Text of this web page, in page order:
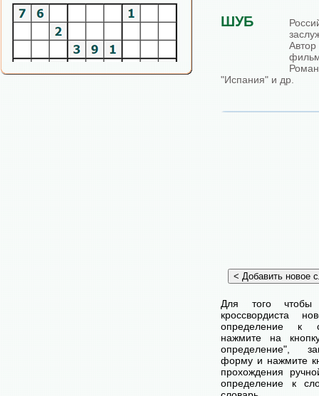
ШУБ
"Испания" и др.
Для того чтобы
кроссвордиста
определение к
нажмите на
определение",
форму и нажмите
прохождения
определение к